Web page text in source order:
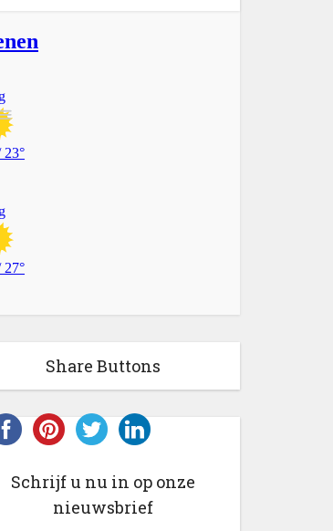
Share Buttons
Schrijf u nu in op onze
nieuwsbrief